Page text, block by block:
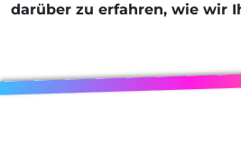
darüber zu erfahren, wie wir